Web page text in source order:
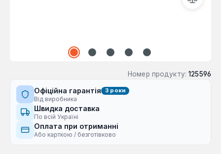
Номер продукту: 125596
Офіційна гарантія 3 роки
Від виробника
Швидка доставка
По всій Україні
Оплата при отриманні
Або карткою / безготівково